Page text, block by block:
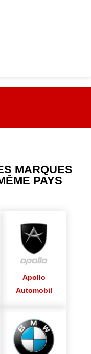
MARQUES
PAYS
Apollo
Automobil